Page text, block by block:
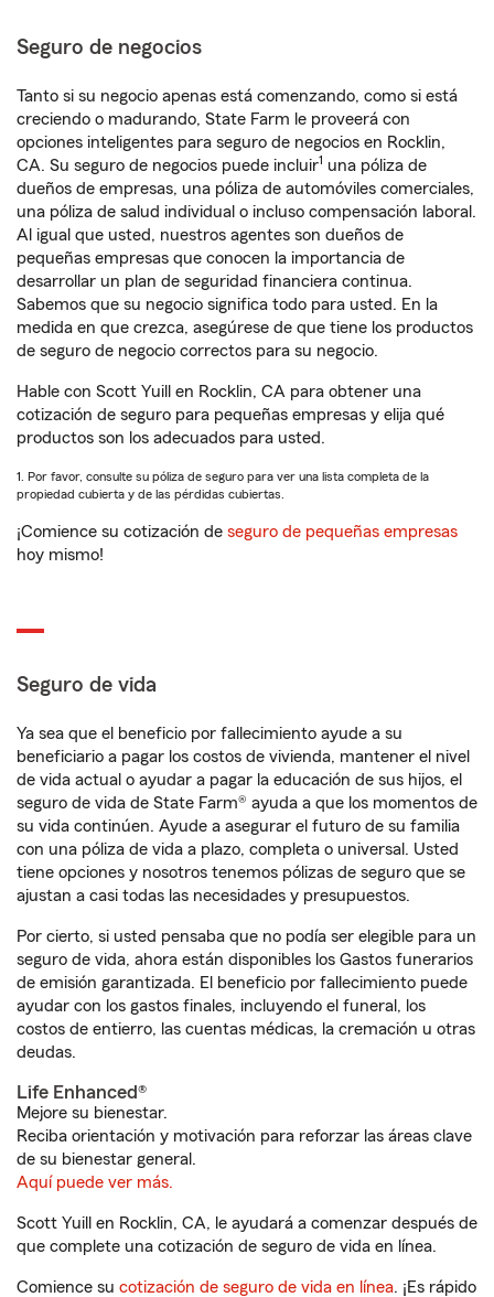
Seguro de negocios
Tanto si su negocio apenas está comenzando, como si está
creciendo o madurando, State Farm le proveerá con
opciones inteligentes para seguro de negocios en Rocklin,
CA. Su seguro de negocios puede incluir1 una póliza de
dueños de empresas, una póliza de automóviles comerciales,
una póliza de salud individual o incluso compensación laboral.
Al igual que usted, nuestros agentes son dueños de
pequeñas empresas que conocen la importancia de
desarrollar un plan de seguridad financiera continua.
Sabemos que su negocio significa todo para usted. En la
medida en que crezca, asegúrese de que tiene los productos
de seguro de negocio correctos para su negocio.
Hable con Scott Yuill en Rocklin, CA para obtener una
cotización de seguro para pequeñas empresas y elija qué
productos son los adecuados para usted.
1. Por favor, consulte su póliza de seguro para ver una lista completa de la
propiedad cubierta y de las pérdidas cubiertas.
¡Comience su cotización de seguro de pequeñas empresas
hoy mismo!
Seguro de vida
Ya sea que el beneficio por fallecimiento ayude a su
beneficiario a pagar los costos de vivienda, mantener el nivel
de vida actual o ayudar a pagar la educación de sus hijos, el
seguro de vida de State Farm® ayuda a que los momentos de
su vida continúen. Ayude a asegurar el futuro de su familia
con una póliza de vida a plazo, completa o universal. Usted
tiene opciones y nosotros tenemos pólizas de seguro que se
ajustan a casi todas las necesidades y presupuestos.
Por cierto, si usted pensaba que no podía ser elegible para un
seguro de vida, ahora están disponibles los Gastos funerarios
de emisión garantizada. El beneficio por fallecimiento puede
ayudar con los gastos finales, incluyendo el funeral, los
costos de entierro, las cuentas médicas, la cremación u otras
deudas.
Life Enhanced®
Mejore su bienestar.
Reciba orientación y motivación para reforzar las áreas clave
de su bienestar general.
Aquí puede ver más.
Scott Yuill en Rocklin, CA, le ayudará a comenzar después de
que complete una cotización de seguro de vida en línea.
Comience su cotización de seguro de vida en línea. ¡Es rápido